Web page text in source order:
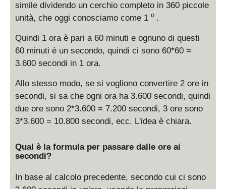
simile dividendo un cerchio completo in 360 piccole
unità, che oggi conosciamo come 1 o .
Quindi 1 ora è pari a 60 minuti e ognuno di questi
60 minuti è un secondo, quindi ci sono 60*60 =
3.600 secondi in 1 ora.
Allo stesso modo, se si vogliono convertire 2 ore in
secondi, si sa che ogni ora ha 3.600 secondi, quindi
due ore sono 2*3.600 = 7.200 secondi, 3 ore sono
3*3.600 = 10.800 secondi, ecc. L'idea è chiara.
Qual è la formula per passare dalle ore ai
secondi?
In base al calcolo precedente, secondo cui ci sono